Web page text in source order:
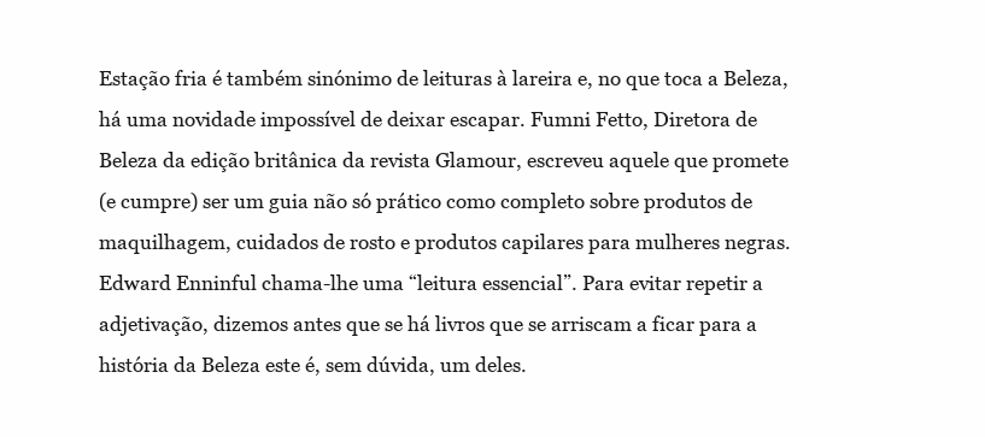
Estação fria é também sinónimo de leituras à lareira e, no que toca a Beleza,
há uma novidade impossível de deixar escapar. Fumni Fetto, Diretora de
Beleza da edição britânica da revista Glamour, escreveu aquele que promete
(e cumpre) ser um guia não só prático como completo sobre produtos de
maquilhagem, cuidados de rosto e produtos capilares para mulheres negras.
Edward Enninful chama-lhe uma “leitura essencial”. Para evitar repetir a
adjetivação, dizemos antes que se há livros que se arriscam a ficar para a
história da Beleza este é, sem dúvida, um deles.